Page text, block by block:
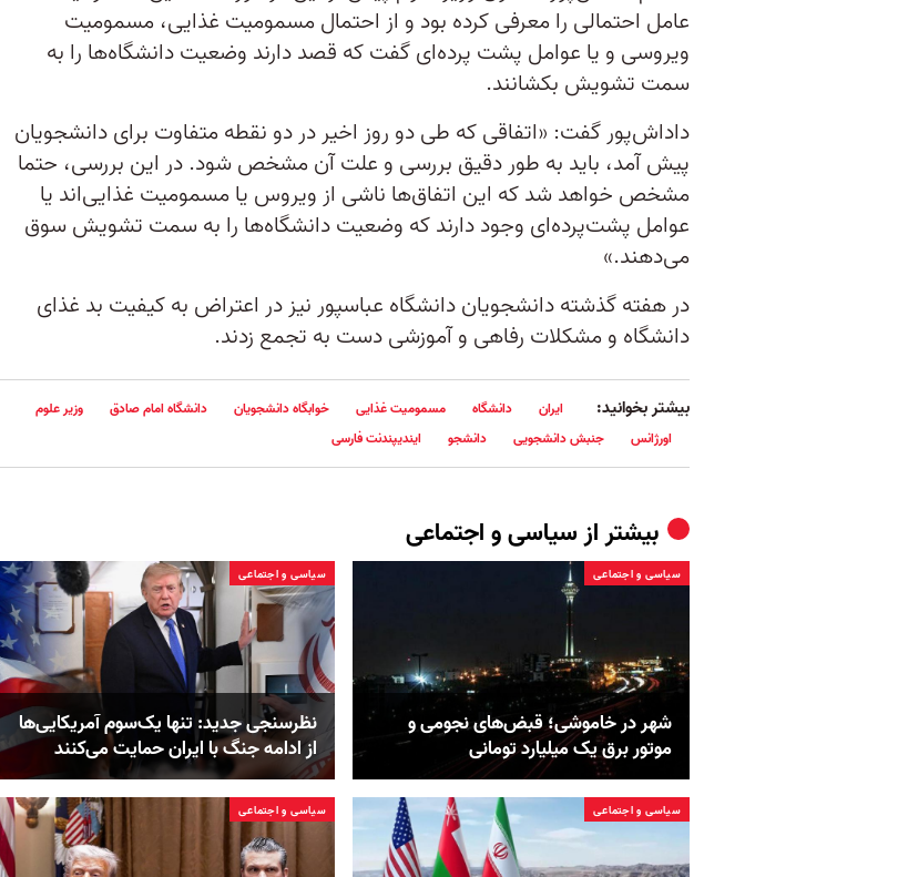
عامل احتمالی را معرفی کرده بود و از احتمال مسمومیت غذایی، مسمومیت
ویروسی و یا عوامل پشت پرده‌ای گفت که قصد دارند وضعیت دانشگاه‌ها را به
سمت تشویش بکشانند.
داداش‌پور گفت: «اتفاقی که طی دو روز اخیر در دو نقطه متفاوت برای دانشجویان
پیش آمد، باید به طور دقیق بررسی و علت آن مشخص شود. در این بررسی، حتما
مشخص خواهد شد که این اتفاق‌ها ناشی از ویروس‌ یا مسمومیت غذایی‌اند یا
عوامل پشت‌پرده‌ای وجود دارند که وضعیت دانشگاه‌ها را به سمت تشویش سوق
می‌دهند.»
در هفته گذشته دانشجویان دانشگاه عباسپور نیز در اعتراض به کیفیت بد غذای
دانشگاه و مشکلات رفاهی و آموزشی دست به تجمع زدند.
بیشتر بخوانید: ایران دانشگاه مسمومیت غذایی خوابگاه دانشجویان دانشگاه امام صادق
وزیر علوم
اورژانس
جنبش دانشجویی دانشجو ایندیپندنت فارسی
بیشتر ازسیاسی و اجتماعی
سیاسی و اجتماعی
شهر در خاموشی؛ قبض‌های نجومی و
موتور برق یک میلیارد تومانی
سیاسی و اجتماعی
نظرسنجی جدید: تنها یک‌سوم آمریکایی‌ها
از ادامه جنگ با ایران حمایت می‌کنند
سیاسی و اجتماعی سیاسی و اجتماعی